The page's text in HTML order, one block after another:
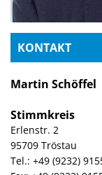
KONTAKT
Martin Schöffel
Stimmkreis
Erlenstr. 2
95709 Tröstau
Tel.: +49 (9232)